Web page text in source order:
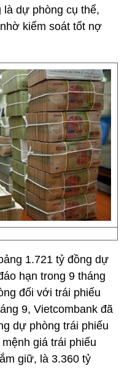
là dự phòng cụ thể,
kiểm soát tốt nợ
1.721 tỷ đồng dự
hạn trong 9 tháng
đối với trái phiếu
9, Vietcombank đã
dự phòng trái phiếu
giá trái phiếu
giữ, là 3.360 tỷ